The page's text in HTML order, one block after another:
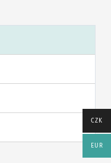
CZK
EUR